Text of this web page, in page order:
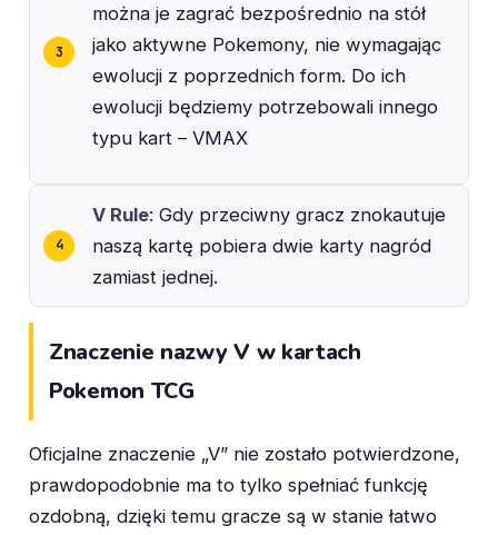
można je zagrać bezpośrednio na stół
jako aktywne Pokemony, nie wymagając
ewolucji z poprzednich form. Do ich
ewolucji będziemy potrzebowali innego
typu kart – VMAX
V Rule: Gdy przeciwny gracz znokautuje
naszą kartę pobiera dwie karty nagród
zamiast jednej.
Znaczenie nazwy V w kartach
Pokemon TCG
Oficjalne znaczenie „V” nie zostało potwierdzone,
prawdopodobnie ma to tylko spełniać funkcję
ozdobną, dzięki temu gracze są w stanie łatwo